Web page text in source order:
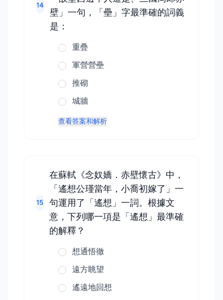
14
壁」一句，「壘」字最準確的詞義
是：
重疊
軍營營壘
推砌
城牆
查看答案和解析
15
在蘇軾《念奴嬌．赤壁懷古》中，
「遙想公瑾當年，小喬初嫁了」一
句運用了「遙想」一詞。根據文
意，下列哪一項是「遙想」最準確
的解釋？
想通悟徹
遠方眺望
遙遠地回想